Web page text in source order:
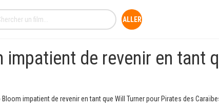
impatient de revenir en tant
Bloom impatient de revenir en tant que Will Turner pour Pirates des